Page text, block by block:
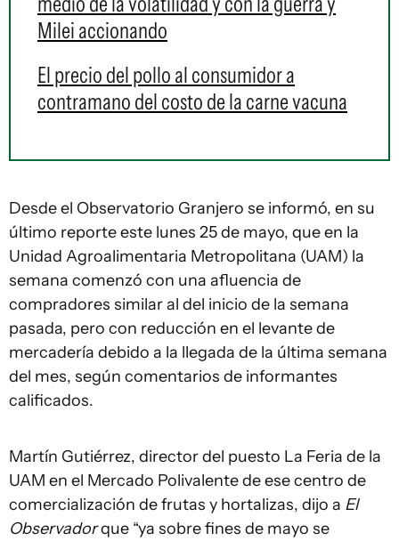
Milei accionando
El precio del pollo al consumidor a
contramano del costo de la carne vacuna
Desde el Observatorio Granjero se informó, en su
último reporte este lunes 25 de mayo, que en la
Unidad Agroalimentaria Metropolitana (UAM) la
semana comenzó con una afluencia de
compradores similar al del inicio de la semana
pasada, pero con reducción en el levante de
mercadería debido a la llegada de la última semana
del mes, según comentarios de informantes
calificados.
Martín Gutiérrez, director del puesto La Feria de la
UAM en el Mercado Polivalente de ese centro de
comercialización de frutas y hortalizas, dijo a El
Observadorque “ya sobre fines de mayo se